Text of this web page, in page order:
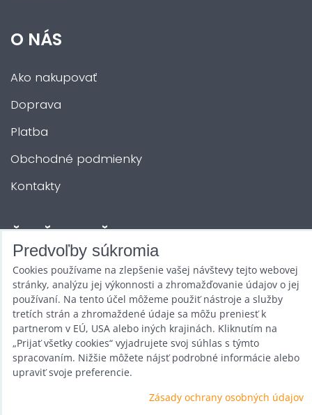
O NÁS
Ako nakupovať
Doprava
Platba
Obchodné podmienky
Kontakty
ĎALŠIE SLUŽBY
Zábava na Vašu akciu
Požičovňa
Promotéri
Kurzy a stretnutia
Veľkoobchod
Predvoľby súkromia
Cookies používame na zlepšenie vašej návštevy tejto webovej
stránky, analýzu jej výkonnosti a zhromažďovanie údajov o jej
používaní. Na tento účel môžeme použiť nástroje a služby
tretích strán a zhromaždené údaje sa môžu preniesť k
partnerom v EÚ, USA alebo iných krajinách. Kliknutím na
„Prijať všetky cookies“ vyjadrujete svoj súhlas s týmto
spracovaním. Nižšie môžete nájsť podrobné informácie alebo
upraviť svoje preferencie.
Zásady ochrany osobných údajov